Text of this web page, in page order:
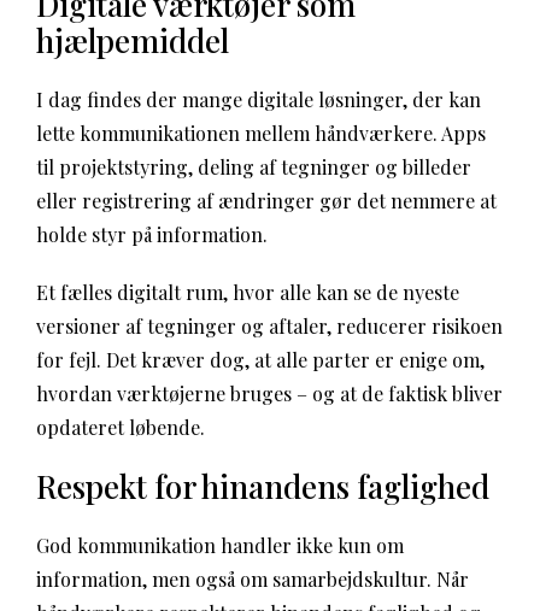
hjælpemiddel
I dag findes der mange digitale løsninger, der kan
lette kommunikationen mellem håndværkere. Apps
til projektstyring, deling af tegninger og billeder
eller registrering af ændringer gør det nemmere at
holde styr på information.
Et fælles digitalt rum, hvor alle kan se de nyeste
versioner af tegninger og aftaler, reducerer risikoen
for fejl. Det kræver dog, at alle parter er enige om,
hvordan værktøjerne bruges – og at de faktisk bliver
opdateret løbende.
Respekt for hinandens faglighed
God kommunikation handler ikke kun om
information, men også om samarbejdskultur. Når